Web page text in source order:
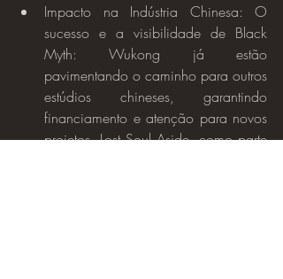
Impacto na Indústria Chinesa: O
sucesso e a visibilidade de Black
Myth: Wukong já estão
pavimentando o caminho para outros
estúdios chineses, garantindo
financiamento e atenção para novos
projetos. Lost Soul Aside, como parte